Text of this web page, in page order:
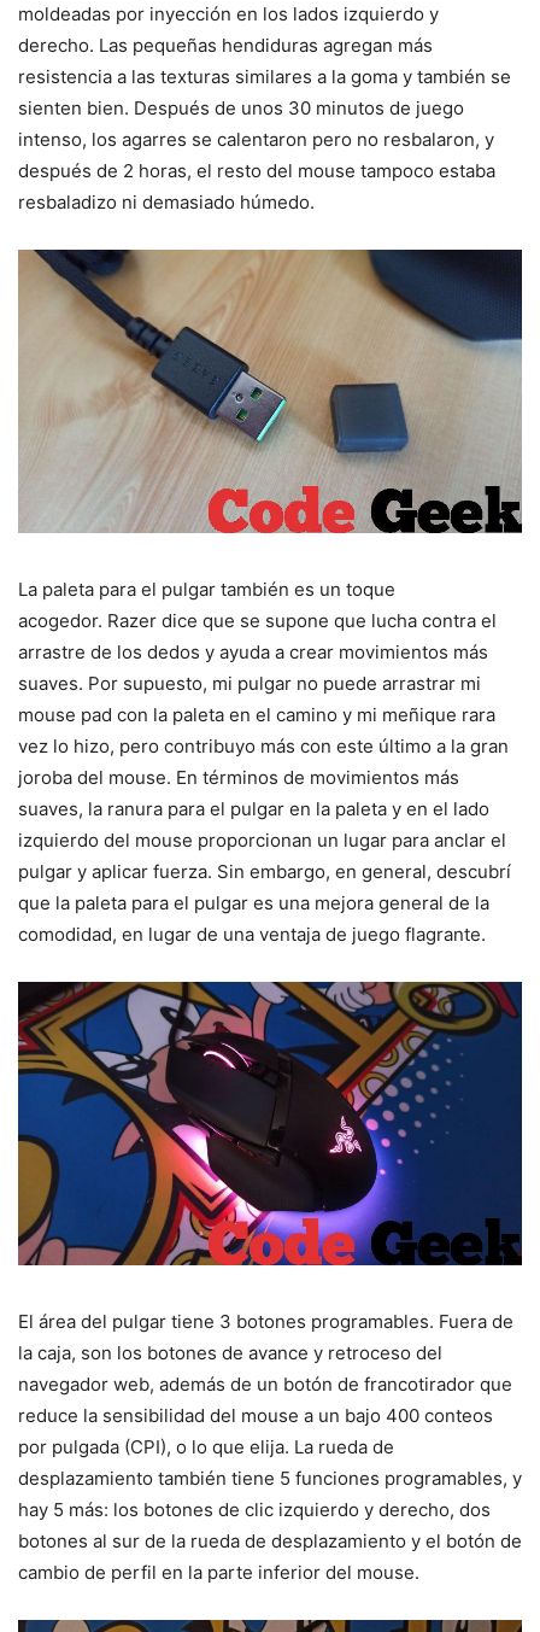
moldeadas por inyección en los lados izquierdo y
derecho. Las pequeñas hendiduras agregan más
resistencia a las texturas similares a la goma y también se
sienten bien. Después de unos 30 minutos de juego
intenso, los agarres se calentaron pero no resbalaron, y
después de 2 horas, el resto del mouse tampoco estaba
resbaladizo ni demasiado húmedo.
La paleta para el pulgar también es un toque
acogedor. Razer dice que se supone que lucha contra el
arrastre de los dedos y ayuda a crear movimientos más
suaves. Por supuesto, mi pulgar no puede arrastrar mi
mouse pad con la paleta en el camino y mi meñique rara
vez lo hizo, pero contribuyo más con este último a la gran
joroba del mouse. En términos de movimientos más
suaves, la ranura para el pulgar en la paleta y en el lado
izquierdo del mouse proporcionan un lugar para anclar el
pulgar y aplicar fuerza. Sin embargo, en general, descubrí
que la paleta para el pulgar es una mejora general de la
comodidad, en lugar de una ventaja de juego flagrante.
El área del pulgar tiene 3 botones programables. Fuera de
la caja, son los botones de avance y retroceso del
navegador web, además de un botón de francotirador que
reduce la sensibilidad del mouse a un bajo 400 conteos
por pulgada (CPI), o lo que elija. La rueda de
desplazamiento también tiene 5 funciones programables, y
hay 5 más: los botones de clic izquierdo y derecho, dos
botones al sur de la rueda de desplazamiento y el botón de
cambio de perfil en la parte inferior del mouse.